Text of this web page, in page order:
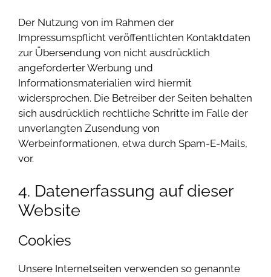
Der Nutzung von im Rahmen der
Impressumspflicht veröffentlichten Kontaktdaten
zur Übersendung von nicht ausdrücklich
angeforderter Werbung und
Informationsmaterialien wird hiermit
widersprochen. Die Betreiber der Seiten behalten
sich ausdrücklich rechtliche Schritte im Falle der
unverlangten Zusendung von
Werbeinformationen, etwa durch Spam-E-Mails,
vor.
4. Datenerfassung auf dieser
Website
Cookies
Unsere Internetseiten verwenden so genannte